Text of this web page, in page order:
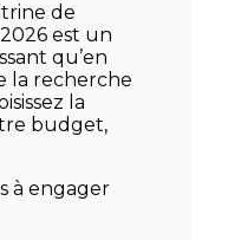
de
est un
qu’en
la recherche
la
budget,
à engager